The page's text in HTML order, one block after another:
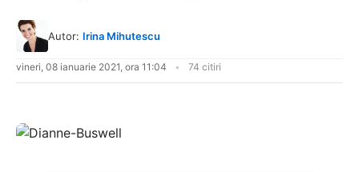
Autor: Irina Mihutescu
vineri, 08 ianuarie 2021, ora 11:04 74 citiri